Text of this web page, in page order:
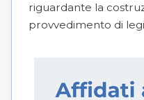
riguardante la
provvedimento di